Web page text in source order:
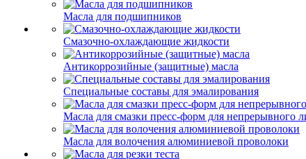
Масла для подшипников
Смазочно-охлаждающие жидкости
Антикоррозийные (защитные) масла
Специальные составы для эмалирования
Масла для смазки пресс-форм для непрерывного
Масла для волочения алюминиевой проволоки